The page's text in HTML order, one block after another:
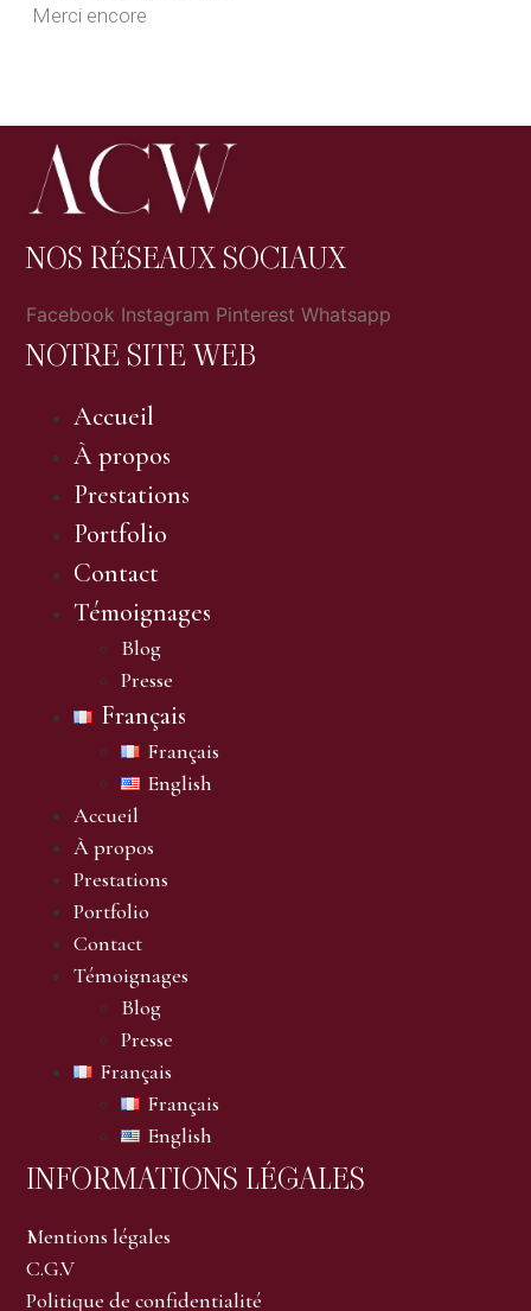
Merci encore
NOS RÉSEAUX SOCIAUX
Facebook Instagram Pinterest Whatsapp
NOTRE SITE WEB
Accueil
À propos
Prestations
Portfolio
Contact
Témoignages
Blog
Presse
Français
Français
English
Accueil
À propos
Prestations
Portfolio
Contact
Témoignages
Blog
Presse
Français
Français
English
INFORMATIONS LÉGALES
Mentions légales
C.G.V
Politique de confidentialité